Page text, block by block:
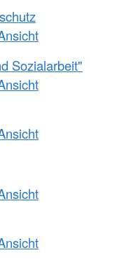
Sozialarbeit"